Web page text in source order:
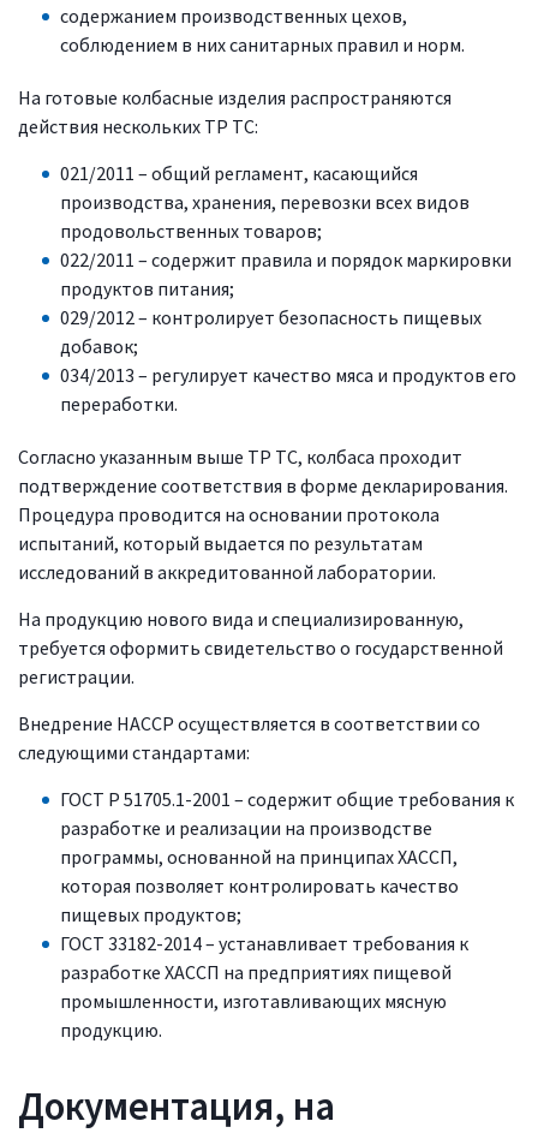
содержанием производственных цехов,
соблюдением в них санитарных правил и норм.
На готовые колбасные изделия распространяются
действия нескольких ТР ТС:
021/2011 – общий регламент, касающийся
производства, хранения, перевозки всех видов
продовольственных товаров;
022/2011 – содержит правила и порядок маркировки
продуктов питания;
029/2012 – контролирует безопасность пищевых
добавок;
034/2013 – регулирует качество мяса и продуктов его
переработки.
Согласно указанным выше ТР ТС, колбаса проходит
подтверждение соответствия в форме декларирования.
Процедура проводится на основании протокола
испытаний, который выдается по результатам
исследований в аккредитованной лаборатории.
На продукцию нового вида и специализированную,
требуется оформить свидетельство о государственной
регистрации.
Внедрение HACCP осуществляется в соответствии со
следующими стандартами:
ГОСТ Р 51705.1-2001 – содержит общие требования к
разработке и реализации на производстве
программы, основанной на принципах ХАССП,
которая позволяет контролировать качество
пищевых продуктов;
ГОСТ 33182-2014 – устанавливает требования к
разработке ХАССП на предприятиях пищевой
промышленности, изготавливающих мясную
продукцию.
Документация, на